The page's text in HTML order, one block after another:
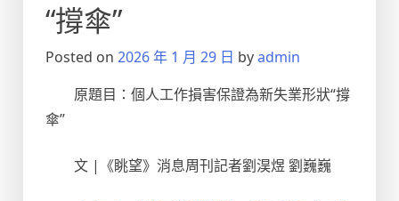
“撐傘”
Posted on 2026 年 1 月 29 日 byadmin
原題目：個人工作損害保證為新失業形狀“撐
傘”
文 |《眺望》消息周刊記者劉淏煜 劉巍巍